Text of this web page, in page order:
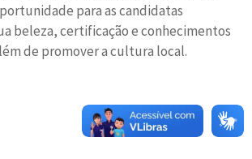
para as candidatas
beleza, certificação e conhecimentos
de promover a cultura local.